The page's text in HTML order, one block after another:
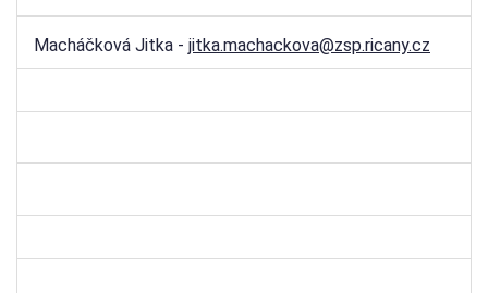
Macháčková Jitka - jitka.machackova@zsp.ricany.cz